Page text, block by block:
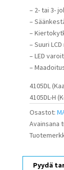
– 2- tai 3-
–
–
– Suuri
– LED
–
4105DL
4105DL-H
Osastot:
Avainsana
Pyydä